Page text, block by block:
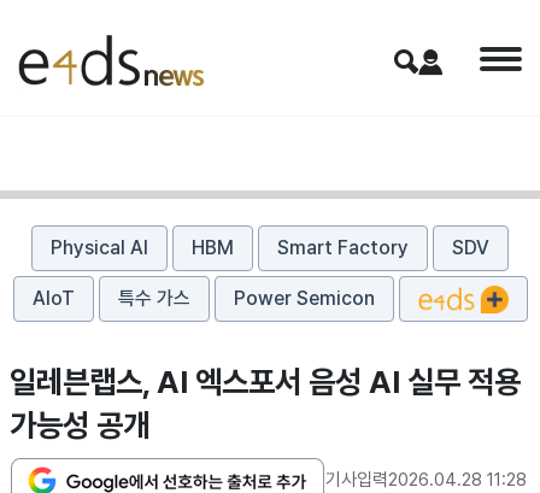
Physical AI HBM Smart Factory SDV
AIoT 특수 가스 Power Semicon
일레븐랩스, AI 엑스포서 음성 AI 실무 적용
가능성 공개
기사입력2026.04.28 11:28